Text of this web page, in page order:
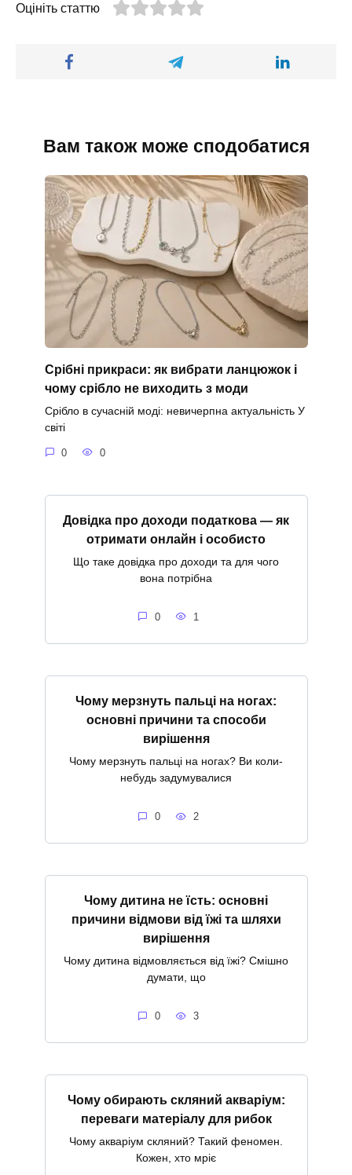
Оцініть статтю
Вам також може сподобатися
Срібні прикраси: як вибрати ланцюжок і
чому срібло не виходить з моди
Срібло в сучасній моді: невичерпна актуальність У
світі
0 0
Довідка про доходи податкова — як
отримати онлайн і особисто
Що таке довідка про доходи та для чого
вона потрібна
0 1
Чому мерзнуть пальці на ногах:
основні причини та способи
вирішення
Чому мерзнуть пальці на ногах? Ви коли-
небудь задумувалися
0 2
Чому дитина не їсть: основні
причини відмови від їжі та шляхи
вирішення
Чому дитина відмовляється від їжі? Смішно
думати, що
0 3
Чому обирають скляний акваріум:
переваги матеріалу для рибок
Чому акваріум скляний? Такий феномен.
Кожен, хто мріє